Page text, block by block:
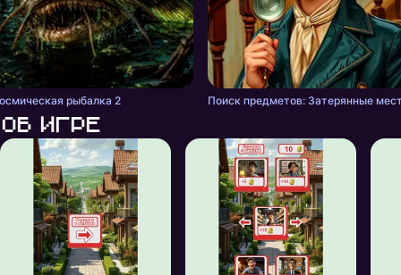
рыбалка 2 Поиск предметов: Затерянные
Об игре